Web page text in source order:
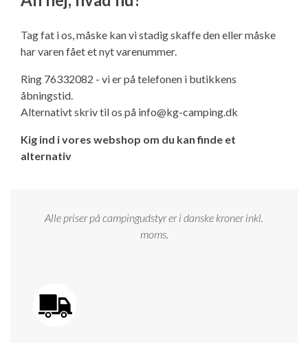
Adria Astella
Next
Hobby Prestige
Hobby Maxia
Ny campingvogn - godt at vide
Lille campingvogn
Finansiering af campingvogn
Vil du sælge din campingvogn?
Brugte telte og udstyr
Isabella Fortelte
Isabella weekend- og vinterfortelte
Isabella Opstillingsvejledninger
Camping erhverv
Adria Coral
Adria Compact
Internet i campingvognen
Aircondition og klimaanlæg
Gas-komfort i din campingvogn
Byvand - rindende vand i campingvognen
GPS tracker til autocamper og campingvogn
Sikker handel
Klagemuligheder
Handelsbetingelser - webshop
Persondata
Tag fat i os, måske kan vi stadig skaffe den eller måske
har varen fået et nyt varenummer.
Ring 76332082 - vi er på telefonen i butikkens
åbningstid.
Alternativt skriv til os på info@kg-camping.dk
Kig ind i vores webshop om du kan finde et
alternativ
Alle priser på campingudstyr er i danske kroner inkl.
moms.